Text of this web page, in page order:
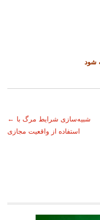
← شبیه‌سازی شرایط مرگ با
استفاده از واقعیت مجازی